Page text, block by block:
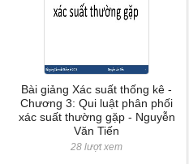
Bài giảng Xác suất thống kê -
Chương 3: Qui luật phân phối
xác suất thường gặp - Nguyễn
Văn Tiến
28 lượt xem